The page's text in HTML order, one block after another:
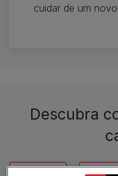
cuidar de um
Descubra